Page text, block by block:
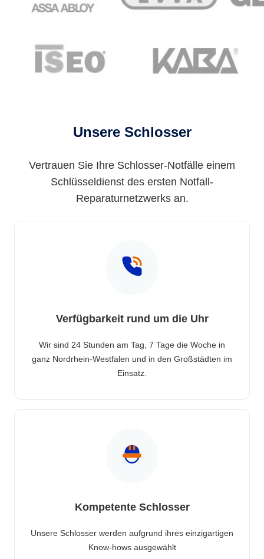
Unsere Schlosser
Vertrauen Sie Ihre Schlosser-Notfälle einem
Schlüsseldienst des ersten Notfall-
Reparaturnetzwerks an.
Verfügbarkeit rund um die Uhr
Wir sind 24 Stunden am Tag, 7 Tage die Woche in
ganz Nordrhein-Westfalen und in den Großstädten im
Einsatz.
Kompetente Schlosser
Unsere Schlosser werden aufgrund ihres einzigartigen
Know-hows ausgewählt